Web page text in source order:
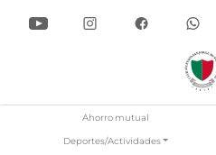
al
Ahorro mutual
Deportes/Actividades